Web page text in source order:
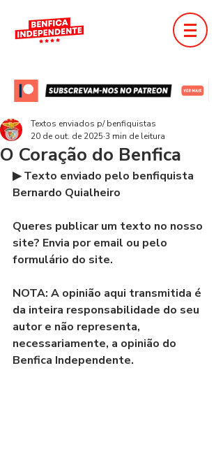
O Coração do Benfica
Textos enviados p/ benfiquistas
20 de out. de 2025 3 min de leitura
▶ Texto enviado pelo benfiquista
Bernardo Quialheiro
Queres publicar um texto no nosso
site? Envia por email ou pelo
formulário do site.
NOTA: A opinião aqui transmitida é
da inteira responsabilidade do seu
autor e não representa,
necessariamente, a opinião do
Benfica Independente.